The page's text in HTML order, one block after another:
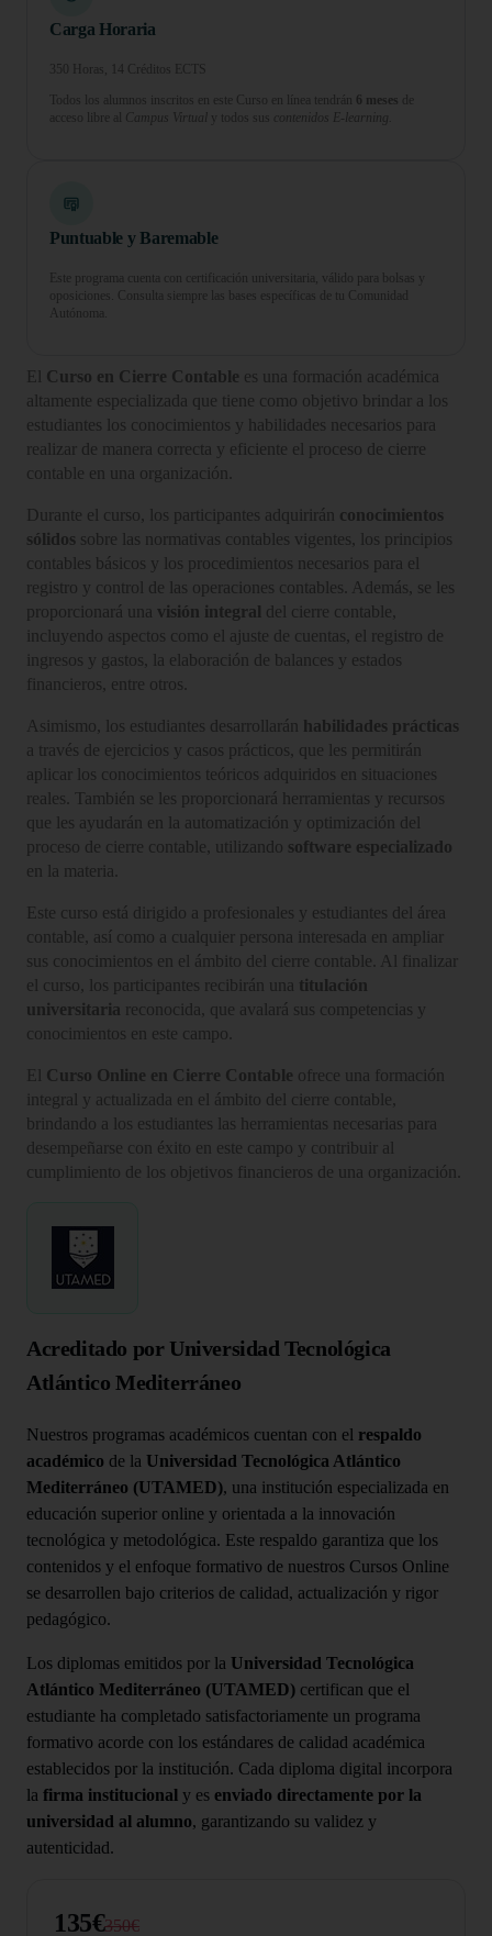
Carga Horaria
350 Horas, 14 Créditos ECTS
Todos los alumnos inscritos en este Curso en línea tendrán 6 meses de
acceso libre al Campus Virtual y todos sus contenidos E-learning.
Puntuable y Baremable
Este programa cuenta con certificación universitaria, válido para bolsas y
oposiciones. Consulta siempre las bases específicas de tu Comunidad
Autónoma.
El Curso en Cierre Contable es una formación académica
altamente especializada que tiene como objetivo brindar a los
estudiantes los conocimientos y habilidades necesarios para
realizar de manera correcta y eficiente el proceso de cierre
contable en una organización.
Durante el curso, los participantes adquirirán conocimientos
sólidos sobre las normativas contables vigentes, los principios
contables básicos y los procedimientos necesarios para el
registro y control de las operaciones contables. Además, se les
proporcionará una visión integral del cierre contable,
incluyendo aspectos como el ajuste de cuentas, el registro de
ingresos y gastos, la elaboración de balances y estados
financieros, entre otros.
Asimismo, los estudiantes desarrollarán habilidades prácticas
a través de ejercicios y casos prácticos, que les permitirán
aplicar los conocimientos teóricos adquiridos en situaciones
reales. También se les proporcionará herramientas y recursos
que les ayudarán en la automatización y optimización del
proceso de cierre contable, utilizando software especializado
en la materia.
Este curso está dirigido a profesionales y estudiantes del área
contable, así como a cualquier persona interesada en ampliar
sus conocimientos en el ámbito del cierre contable. Al finalizar
el curso, los participantes recibirán una titulación
universitaria reconocida, que avalará sus competencias y
conocimientos en este campo.
El Curso Online en Cierre Contable ofrece una formación
integral y actualizada en el ámbito del cierre contable,
brindando a los estudiantes las herramientas necesarias para
desempeñarse con éxito en este campo y contribuir al
cumplimiento de los objetivos financieros de una organización.
Acreditado por Universidad Tecnológica
Atlántico Mediterráneo
Nuestros programas académicos cuentan con el respaldo
académico de la Universidad Tecnológica Atlántico
Mediterráneo (UTAMED), una institución especializada en
educación superior online y orientada a la innovación
tecnológica y metodológica. Este respaldo garantiza que los
contenidos y el enfoque formativo de nuestros Cursos Online
se desarrollen bajo criterios de calidad, actualización y rigor
pedagógico.
Los diplomas emitidos por la Universidad Tecnológica
Atlántico Mediterráneo (UTAMED) certifican que el
estudiante ha completado satisfactoriamente un programa
formativo acorde con los estándares de calidad académica
establecidos por la institución. Cada diploma digital incorpora
la firma institucional y es enviado directamente por la
universidad al alumno, garantizando su validez y
autenticidad.
135€350€